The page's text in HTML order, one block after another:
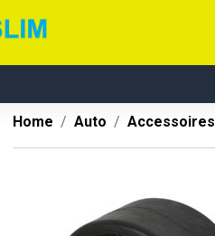
Home Auto Accessoires